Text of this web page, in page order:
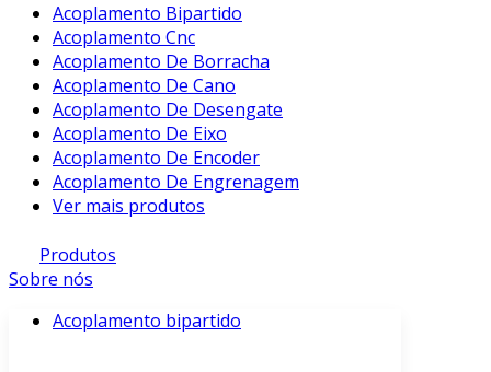
Acoplamento Bipartido
Acoplamento Cnc
Acoplamento De Borracha
Acoplamento De Cano
Acoplamento De Desengate
Acoplamento De Eixo
Acoplamento De Encoder
Acoplamento De Engrenagem
Ver mais produtos
Produtos
Sobre nós
Acoplamento bipartido